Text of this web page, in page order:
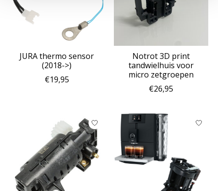
JURA thermo sensor
(2018->)
€19,95
Notrot 3D print
tandwielhuis voor
micro zetgroepen
€26,95